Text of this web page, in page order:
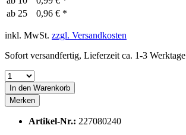
ab 25 0,96 € *
inkl. MwSt. zzgl. Versandkosten
Sofort versandfertig, Lieferzeit ca. 1-3 Werktage
In den Warenkorb
Merken
Artikel-Nr.: 227080240